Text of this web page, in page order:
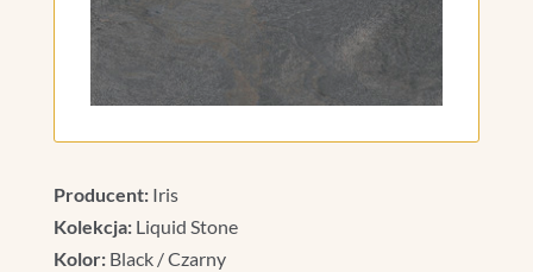
Producent:Iris
Kolekcja:Liquid Stone
Kolor:Black / Czarny